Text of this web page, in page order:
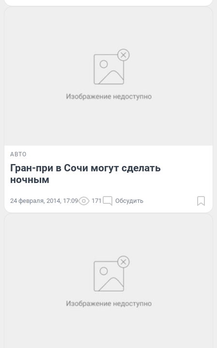
АВТО
Гран-при в Сочи могут сделать
ночным
24 февраля, 2014, 17:09 171 Обсудить